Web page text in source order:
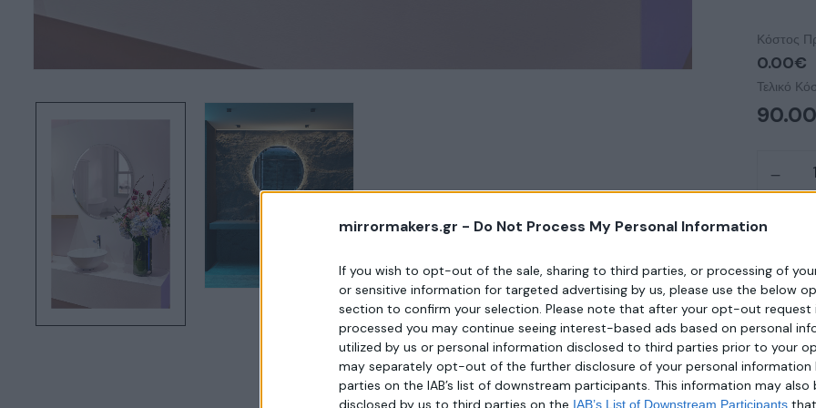
mirrormakers.gr - Do Not Process My Personal Information
If you wish to opt-out of the sale, sharing to third parties, or processing of
or sensitive information for targeted advertising by us, please use the below
section to confirm your selection. Please note that after your opt-out request
processed you may continue seeing interest-based ads based on personal
utilized by us or personal information disclosed to third parties prior to your
may separately opt-out of the further disclosure of your personal information
parties on the IAB’s list of downstream participants. This information may also
disclosed by us to third parties on the IAB’s List of Downstream Participants
Κόστος
0.00€
Τελικό
90.00
Κωδικός
Share :